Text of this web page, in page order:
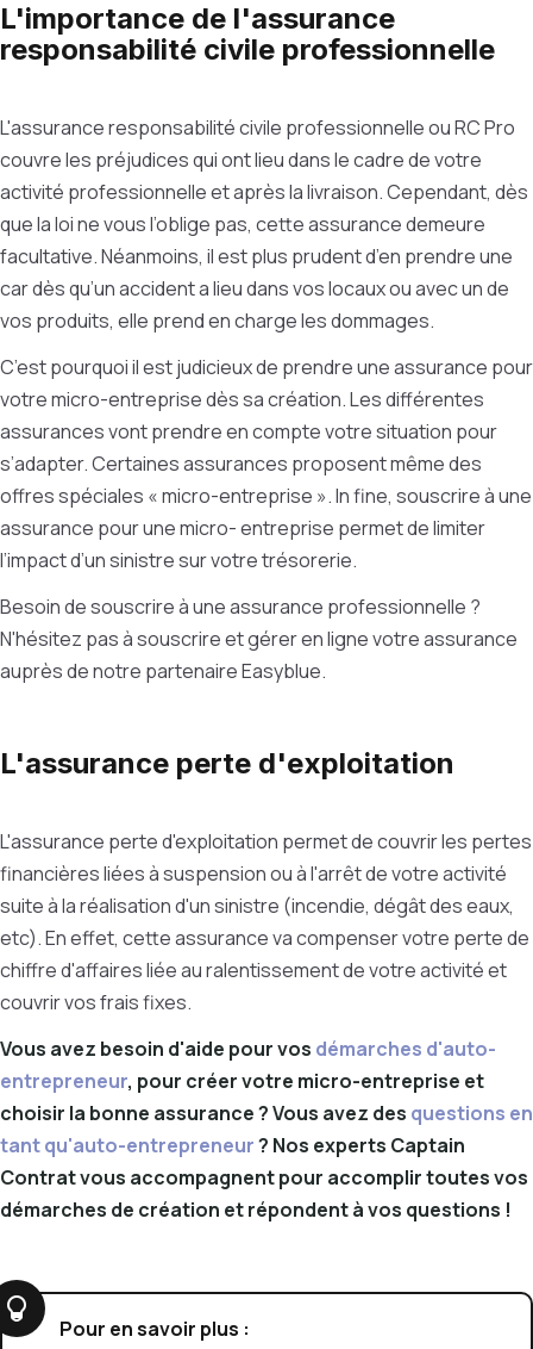
L'importance de l'assurance
responsabilité civile professionnelle
L'assurance responsabilité civile professionnelle ou RC Pro
couvre les préjudices qui ont lieu dans le cadre de votre
activité professionnelle et après la livraison. Cependant, dès
que la loi ne vous l’oblige pas, cette assurance demeure
facultative. Néanmoins, il est plus prudent d’en prendre une
car dès qu’un accident a lieu dans vos locaux ou avec un de
vos produits, elle prend en charge les dommages.
C’est pourquoi il est judicieux de prendre une assurance pour
votre micro-entreprise dès sa création. Les différentes
assurances vont prendre en compte votre situation pour
s’adapter. Certaines assurances proposent même des
offres spéciales « micro-entreprise ». In fine, souscrire à une
assurance pour une micro- entreprise permet de limiter
l’impact d’un sinistre sur votre trésorerie.
Besoin de souscrire à une assurance professionnelle ?
N'hésitez pas à souscrire et gérer en ligne votre assurance
auprès de notre partenaire Easyblue.
L'assurance perte d'exploitation
L'assurance perte d'exploitation permet de couvrir les pertes
financières liées à suspension ou à l'arrêt de votre activité
suite à la réalisation d'un sinistre (incendie, dégât des eaux,
etc). En effet, cette assurance va compenser votre perte de
chiffre d'affaires liée au ralentissement de votre activité et
couvrir vos frais fixes.
Vous avez besoin d'aide pour vos démarches d'auto-
entrepreneur, pour créer votre micro-entreprise et
choisir la bonne assurance ? Vous avez des questions en
tant qu'auto-entrepreneur? Nos experts Captain
Contrat vous accompagnent pour accomplir toutes vos
démarches de création et répondent à vos questions !
Pour en savoir plus :